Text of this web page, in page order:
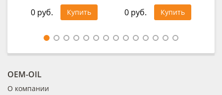
0 руб. Купить 0 руб. Купить
OEM-OIL
О компании